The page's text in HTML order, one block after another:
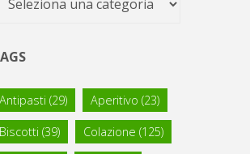
Antipasti (29) Aperitivo (23)
Biscotti (39) Colazione (125)